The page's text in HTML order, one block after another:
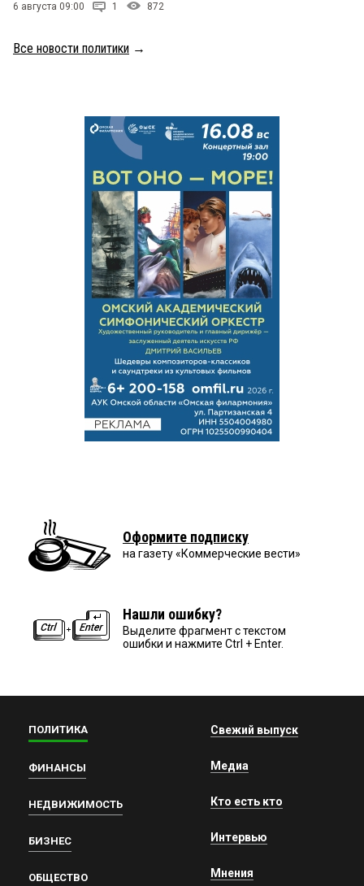
6 августа 09:00 1 872
Все новости политики →
Оформите подписку
на газету «Коммерческие вести»
Нашли ошибку?
Выделите фрагмент с текстом
ошибки и нажмите Ctrl + Enter.
ПОЛИТИКА
ФИНАНСЫ
НЕДВИЖИМОСТЬ
БИЗНЕС
ОБЩЕСТВО
Свежий выпуск
Медиа
Кто есть кто
Интервью
Мнения